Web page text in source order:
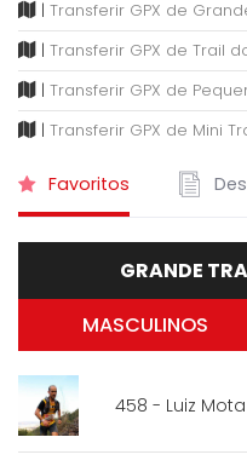
| Transferir GPX de
| Transferir GPX de Trail
| Transferir GPX de
| Transferir GPX de Mini
Favoritos
GRANDE
MASCULINOS
458 - Luiz Mota